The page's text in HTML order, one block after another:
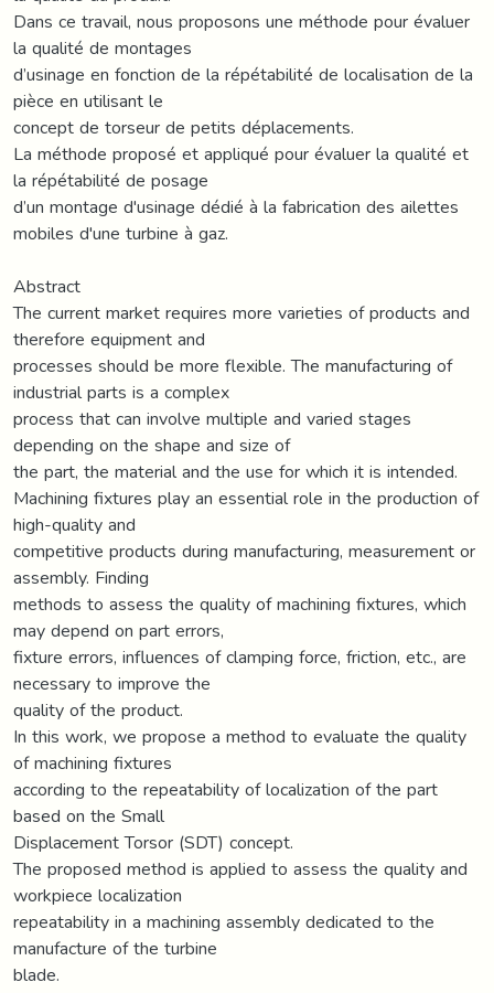
Dans ce travail, nous proposons une méthode pour évaluer
la qualité de montages
d’usinage en fonction de la répétabilité de localisation de la
pièce en utilisant le
concept de torseur de petits déplacements.
La méthode proposé et appliqué pour évaluer la qualité et
la répétabilité de posage
d’un montage d'usinage dédié à la fabrication des ailettes
mobiles d'une turbine à gaz.
Abstract
The current market requires more varieties of products and
therefore equipment and
processes should be more flexible. The manufacturing of
industrial parts is a complex
process that can involve multiple and varied stages
depending on the shape and size of
the part, the material and the use for which it is intended.
Machining fixtures play an essential role in the production of
high-quality and
competitive products during manufacturing, measurement or
assembly. Finding
methods to assess the quality of machining fixtures, which
may depend on part errors,
fixture errors, influences of clamping force, friction, etc., are
necessary to improve the
quality of the product.
In this work, we propose a method to evaluate the quality
of machining fixtures
according to the repeatability of localization of the part
based on the Small
Displacement Torsor (SDT) concept.
The proposed method is applied to assess the quality and
workpiece localization
repeatability in a machining assembly dedicated to the
manufacture of the turbine
blade.